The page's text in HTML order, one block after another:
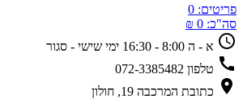
פריטים: 0
סה"כ: 0 ₪
א - ה 8:00 - 16:30
ימי שישי - סגור
טלפון 072-3385482
כתובת המרכבה 19, חולון